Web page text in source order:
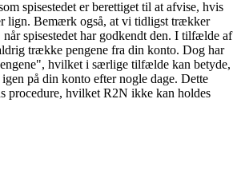
spisestedet er berettiget til at afvise, hvis
lign. Bemærk også, at vi tidligst trækker
spisestedet har godkendt den. I tilfælde af
trække pengene fra din konto. Dog har
hvilket i særlige tilfælde kan betyde,
på din konto efter nogle dage. Dette
procedure, hvilket R2N ikke kan holdes